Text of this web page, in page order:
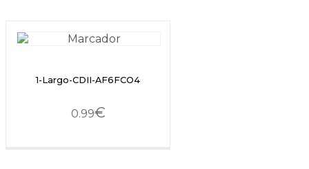
1-Largo-CDII-AF6FCO4
0.99€